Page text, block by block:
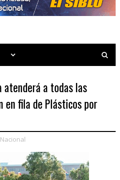
atenderá a todas las
en fila de Plásticos por
Nacional